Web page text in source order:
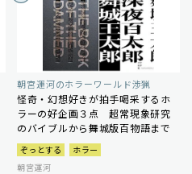
朝宮運河のホラーワールド渉猟
怪奇・幻想好きが拍手喝采するホ
ラーの好企画３点 超常現象研究
のバイブルから舞城版百物語まで
ぞっとする
ホラー
朝宮運河